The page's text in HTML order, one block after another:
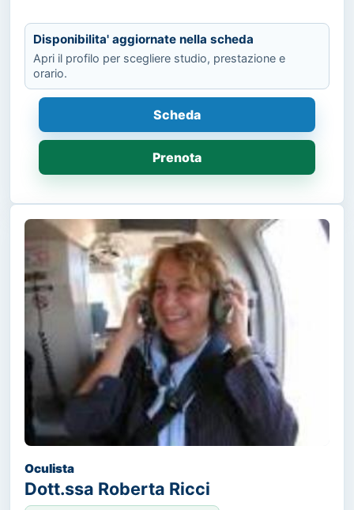
Disponibilita' aggiornate nella scheda
Apri il profilo per scegliere studio, prestazione e
orario.
Scheda
Prenota
Oculista
Dott.ssa Roberta Ricci